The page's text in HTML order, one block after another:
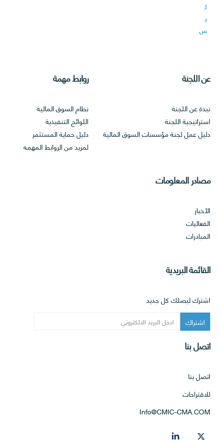
ئ
ي
س
ج
ا
ل
ر
ي
و
ر
ي
ل
ة
ا
ل
ن
ت
ا
ع
عن اللجنة
نبذة عن اللجنة
استراتيجية اللجنة
دليل عمل لجنة مؤسسات السوق المالية
روابط مهمة
نظام السوق المالية
اللوائح التنفيذية
دليل حماية المستثمر
لمزيد من الروابط المهمه
مصادر المعلومات
الأخبار
الفعاليات
المبادرات
القائمة البريدية
اشترك ليصلك كل جديد
اتصل بنا
اتصل بنا
للاقتراحات
Info@CMIC-CMA.COM